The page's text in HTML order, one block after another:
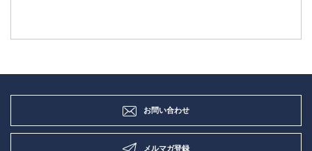
お問い合わせ
メルマガ登録